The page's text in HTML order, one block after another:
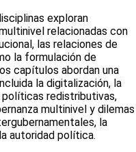
exploran
relacionadas con
las relaciones de
la formulación de
capítulos abordan una
la digitalización, la
redistributivas,
multinivel y dilemas
la
autoridad política.